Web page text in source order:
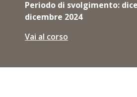
Periodo di svolgimento:
dicembre 2024
Vai al corso